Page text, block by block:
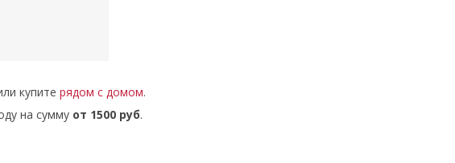
купитерядом с домом.
на сумму от 1500 руб.